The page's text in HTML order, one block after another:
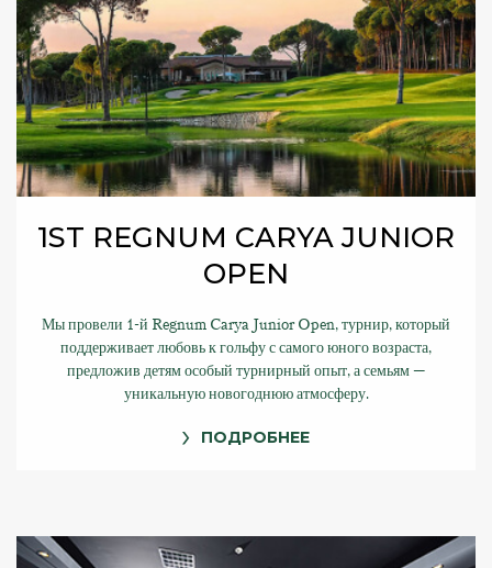
1ST REGNUM CARYA JUNIOR
OPEN
Мы провели 1-й Regnum Carya Junior Open, турнир, который
поддерживает любовь к гольфу с самого юного возраста,
предложив детям особый турнирный опыт, а семьям —
уникальную новогоднюю атмосферу.
ПОДРОБНЕЕ